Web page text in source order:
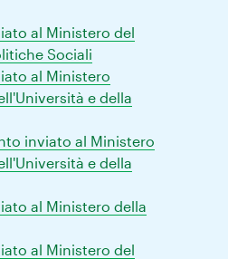
al Ministero del
Sociali
al Ministero
e della
inviato al Ministero
e della
al Ministero della
al Ministero del